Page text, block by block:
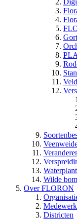
Wilde
Over FLORON
Districten